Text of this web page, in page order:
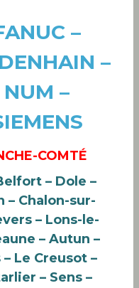
–
–
–
COMTÉ
– Dole –
– Chalon-sur-
– Lons-le-
– Autun –
Le Creusot –
– Sens –